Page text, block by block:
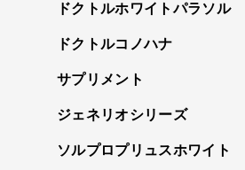
ドクトルホワイトパラソル
ドクトルコノハナ
サプリメント
ジェネリオシリーズ
ソルプロプリュスホワイト